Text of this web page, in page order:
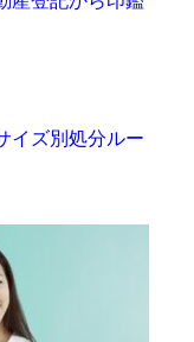
イズ別処分ルー